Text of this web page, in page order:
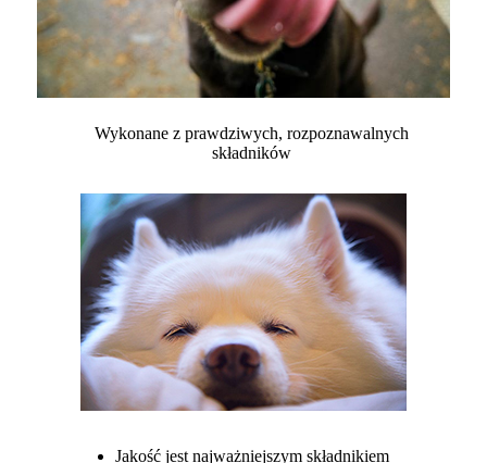
Wykonane z prawdziwych, rozpoznawalnych
składników
Jakość jest najważniejszym składnikiem